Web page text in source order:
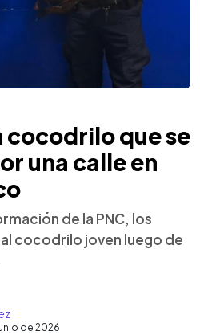
cocodrilo que se
una calle en
de la PNC, los
cocodrilo joven luego de
de 2026